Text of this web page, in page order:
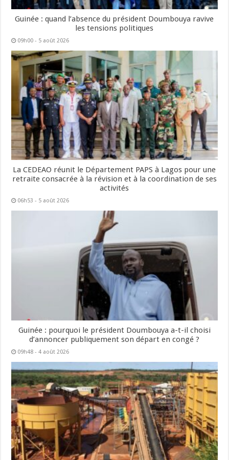
Guinée : quand l’absence du président Doumbouya ravive
les tensions politiques
09h00 - 5 août 2026
La CEDEAO réunit le Département PAPS à Lagos pour une
retraite consacrée à la révision et à la coordination de ses
activités
06h53 - 5 août 2026
Guinée : pourquoi le président Doumbouya a-t-il choisi
d’annoncer publiquement son départ en congé ?
09h48 - 4 août 2026